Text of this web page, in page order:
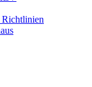
Richtlinien